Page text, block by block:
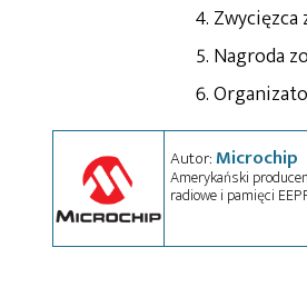
Nagroda
Autor:Microchip
Amerykański
radiowe i pamięci